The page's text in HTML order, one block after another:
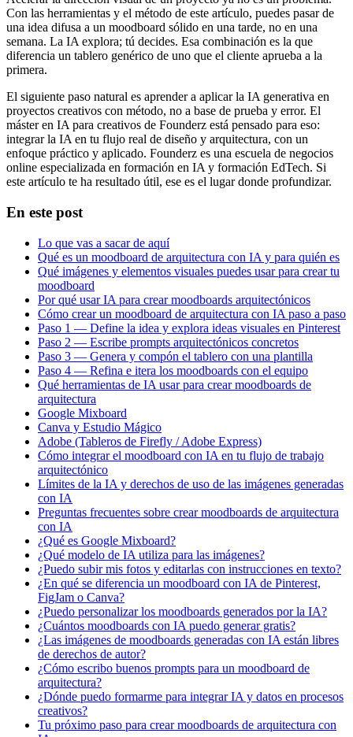
Con las herramientas y el método de este artículo, puedes pasar de
una idea difusa a un moodboard sólido en una tarde, no en una
semana. La IA explora; tú decides. Esa combinación es la que
diferencia un tablero genérico de uno que el cliente aprueba a la
primera.
El siguiente paso natural es aprender a aplicar la IA generativa en
proyectos creativos con método, no a base de prueba y error. El
máster en IA para creativos de Founderz está pensado para eso:
integrar la IA en tu flujo real de diseño y arquitectura, con un
enfoque práctico y aplicado. Founderz es una escuela de negocios
online especializada en formación en IA y formación EdTech. Si
este artículo te ha resultado útil, ese es el lugar donde profundizar.
En este post
Lo que vas a sacar de aquí
Qué es un moodboard de arquitectura con IA y para quién es
Qué imágenes y elementos visuales puedes usar para crear tu
moodboard
Por qué usar IA para crear moodboards arquitectónicos
Cómo crear un moodboard de arquitectura con IA paso a paso
Paso 1 — Define la idea y explora ideas visuales en Pinterest
Paso 2 — Escribe prompts arquitectónicos concretos
Paso 3 — Genera y compón el tablero con una plantilla
Paso 4 — Refina e itera los moodboards con el equipo
Qué herramientas de IA usar para crear moodboards de
arquitectura
Google Mixboard
Canva y Estudio Mágico
Adobe (Tableros de Firefly / Adobe Express)
Cómo integrar el moodboard con IA en tu flujo de trabajo
arquitectónico
Límites de la IA y derechos de uso de las imágenes generadas
con IA
Preguntas frecuentes sobre crear moodboards de arquitectura
con IA
¿Qué es Google Mixboard?
¿Qué modelo de IA utiliza para las imágenes?
¿Puedo subir mis fotos y editarlas con instrucciones en texto?
¿En qué se diferencia un moodboard con IA de Pinterest,
FigJam o Canva?
¿Puedo personalizar los moodboards generados por la IA?
¿Cuántos moodboards con IA puedo generar gratis?
¿Las imágenes de moodboards generadas con IA están libres
de derechos de autor?
¿Cómo escribo buenos prompts para un moodboard de
arquitectura?
¿Dónde puedo formarme para integrar IA y datos en procesos
creativos?
Tu próximo paso para crear moodboards de arquitectura con